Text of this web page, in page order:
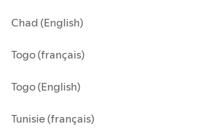
Chad (English)
Togo (français)
Togo (English)
Tunisie (français)